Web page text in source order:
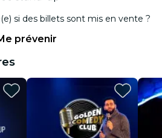
si des billets sont mis en vente ?
prévenir